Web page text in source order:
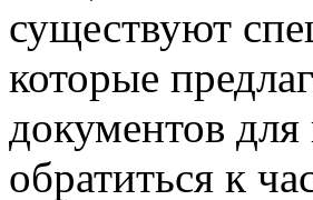
существуют
которые
документов
обратиться к